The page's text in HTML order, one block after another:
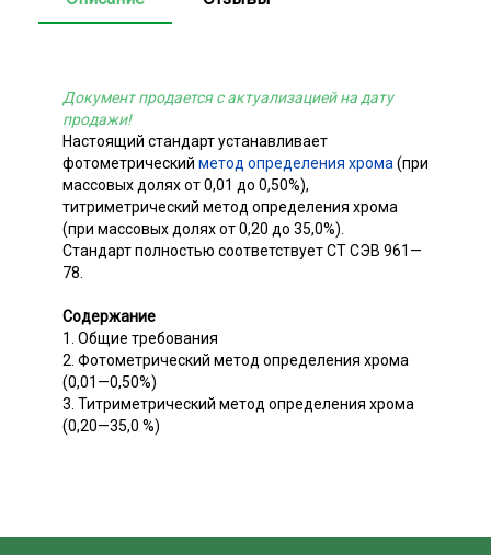
Документ продается с актуализацией на дату
продажи!
Настоящий стандарт устанавливает
фотометрический метод определения хрома (при
массовых долях от 0,01 до 0,50%),
титриметрический метод определения хрома
(при массовых долях от 0,20 до 35,0%).
Стандарт полностью соответствует СТ СЭВ 961—
78.
Содержание
1. Общие требования
2. Фотометрический метод определения хрома
(0,01—0,50%)
3. Титриметрический метод определения хрома
(0,20—35,0 %)